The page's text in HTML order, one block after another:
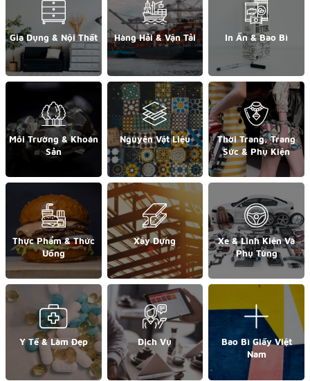
Gia Dụng & Nội Thất Hàng Hải & Vận Tải In Ấn & Bao Bì
Môi Trường & Khoán
Sản
Nguyên Vật Liệu
Thời Trang, Trang
Sức & Phụ Kiện
Thực Phẩm & Thức
Uống
Xây Dựng
Xe & Linh Kiện Và
Phụ Tùng
Y Tế & Làm Đẹp Dịch Vụ
Bao Bì Giấy Việt
Nam